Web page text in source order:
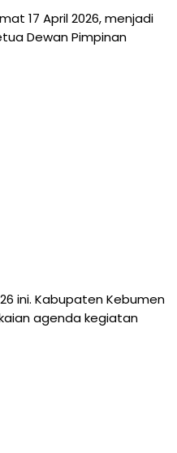
17 April 2026, menjadi
Dewan Pimpinan
ini. Kabupaten Kebumen
agenda kegiatan